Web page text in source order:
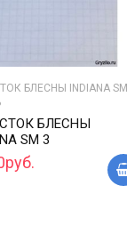
БЛЕСНЫ INDIANA SM
БЛЕСНЫ
SM 3